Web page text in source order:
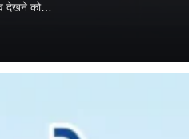
देखने को…